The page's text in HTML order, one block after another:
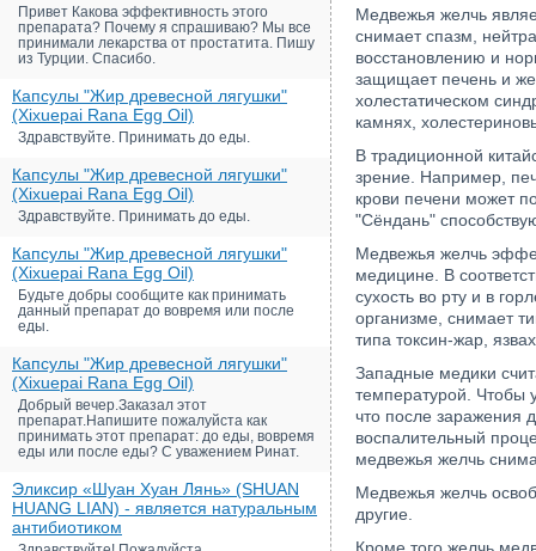
Привет Какова эффективность этого
препарата? Почему я спрашиваю? Мы все
принимали лекарства от простатита. Пишу
из Турции. Спасибо.
Капсулы "Жир древесной лягушки"
(Xixuepai Rana Egg Oil)
Здравствуйте. Принимать до еды.
Капсулы "Жир древесной лягушки"
(Xixuepai Rana Egg Oil)
Здравствуйте. Принимать до еды.
Капсулы "Жир древесной лягушки"
(Xixuepai Rana Egg Oil)
Будьте добры сообщите как принимать
данный препарат до вовремя или после
еды.
Капсулы "Жир древесной лягушки"
(Xixuepai Rana Egg Oil)
Добрый вечер.Заказал этот
препарат.Напишите пожалуйста как
принимать этот препарат: до еды, вовремя
еды или после еды? С уважением Ринат.
Эликсир «Шуан Хуан Лянь» (SHUAN
HUANG LIAN) - является натуральным
антибиотиком
Медвежья желчь
снимает спазм,
восстановлению и
защищает печень и
холестатическом
камнях,
В традиционной
зрение. Например,
крови печени может
"Сёндань"
Медвежья желчь
медицине. В
сухость во рту и в
организме, снимает
типа токсин-жар,
Западные медики
температурой. Чтобы
что после заражения
воспалительный
медвежья желчь
Медвежья желчь
другие.